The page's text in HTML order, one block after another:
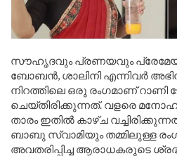
സൗഹൃദവും പ്രണയവും
ബോബൻ, ശാലിനി എന്നിവർ
നിറത്തിലെ ഒരു രംഗമാണ് റാണി
ചെയ്തിരിക്കുന്നത്. വളരെ
താരം ഇതിൽ കാഴ്ച
ബാബു സ്വാമിയും തമ്മിലുള്ള
അവതരിപ്പിച്ച ആരാധകരുടെ